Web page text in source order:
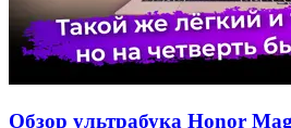
Обзор ультрабука Honor